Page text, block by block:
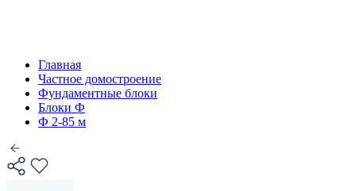
Главная
Частное домостроение
Фундаментные блоки
Блоки Ф
Ф 2-85 м